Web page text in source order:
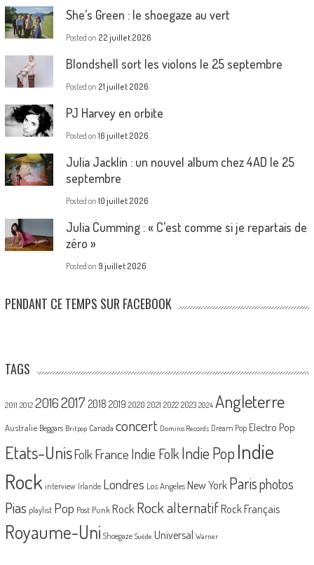
She’s Green : le shoegaze au vert
Posted on 22 juillet 2026
Blondshell sort les violons le 25 septembre
Posted on 21 juillet 2026
PJ Harvey en orbite
Posted on 16 juillet 2026
Julia Jacklin : un nouvel album chez 4AD le 25
septembre
Posted on 10 juillet 2026
Julia Cumming : « C’est comme si je repartais de
zéro »
Posted on 9 juillet 2026
PENDANT CE TEMPS SUR FACEBOOK
TAGS
2011 2012 20162017 2018 2019 2020 2021 2022 2023 2024 Angleterre
Australie Beggars Britpop Canada concert Domino Records Dream Pop Electro Pop
Etats-UnisFolk France Indie Folk Indie PopIndie
Rock interview Irlande Londres Los Angeles New York Parisphotos
Pias playlist Pop Post Punk Rock Rock alternatif Rock Français
Royaume-Uni Shoegaze Suède Universal Warner